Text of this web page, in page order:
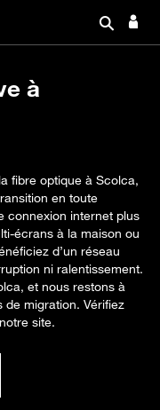
à
fibre optique à Scolca,
en toute
connexion internet plus
écrans à la maison ou
d’un réseau
ni ralentissement.
et nous restons à
migration. Vérifiez
site.